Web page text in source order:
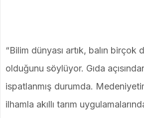
“Bilim dünyası artık, balın birçok
olduğunu söylüyor. Gıda
ispatlanmış durumda.
ilhamla akıllı tarım